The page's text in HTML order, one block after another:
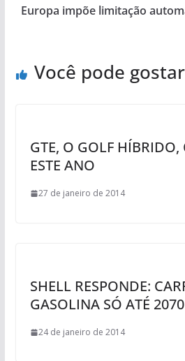
Europa impõe limitação
Você pode
GTE, O GOLF
ESTE ANO
27 de janeiro de 2014
SHELL RESPONDE:
GASOLINA SÓ ATÉ 2070
24 de janeiro de 2014